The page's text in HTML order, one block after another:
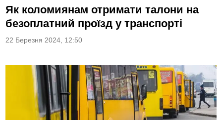
Як коломиянам отримати талони на
безоплатний проїзд у транспорті
22 Березня 2024, 12:50